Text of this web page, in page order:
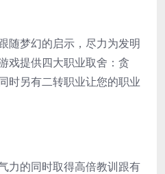
随梦幻的启示，尽力为发明
戏提供四大职业取舍：贪
时另有二转职业让您的职业
力的同时取得高倍教训跟有